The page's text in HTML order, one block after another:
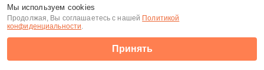
Мы используем cookies
Продолжая, Вы соглашаетесь с нашей Политикой
конфиденциальности.
Принять